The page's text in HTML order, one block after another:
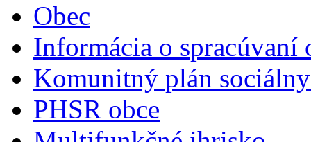
Obec
Informácia o spracúvaní
Komunitný plán
PHSR obce